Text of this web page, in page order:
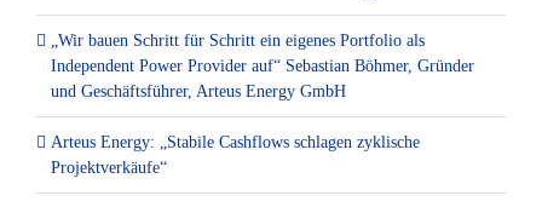
„Wir bauen Schritt für Schritt ein eigenes Portfolio als
Independent Power Provider auf“ Sebastian Böhmer, Gründer
und Geschäftsführer, Arteus Energy GmbH
Arteus Energy: „Stabile Cashflows schlagen zyklische
Projektverkäufe“